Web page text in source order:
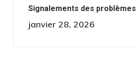
Signalements des problèmes
janvier 28, 2026